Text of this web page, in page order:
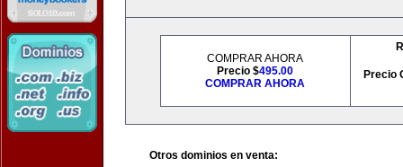
COMPRAR AHORA
Precio $495.00
COMPRAR AHORA
Precio
Otros dominios en venta: